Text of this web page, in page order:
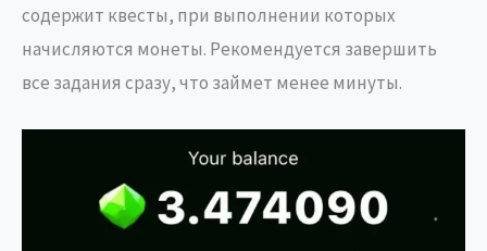
содержит квесты, при выполнении которых
начисляются монеты. Рекомендуется завершить
все задания сразу, что займет менее минуты.